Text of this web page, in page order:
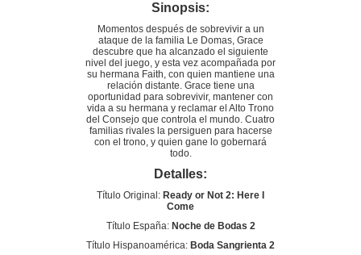
Sinopsis:
Momentos después de sobrevivir a un
ataque de la familia Le Domas, Grace
descubre que ha alcanzado el siguiente
nivel del juego, y esta vez acompañada por
su hermana Faith, con quien mantiene una
relación distante. Grace tiene una
oportunidad para sobrevivir, mantener con
vida a su hermana y reclamar el Alto Trono
del Consejo que controla el mundo. Cuatro
familias rivales la persiguen para hacerse
con el trono, y quien gane lo gobernará
todo.
Detalles:
Título Original: Ready or Not 2: Here I
Come
Título España: Noche de Bodas 2
Título Hispanoamérica: Boda Sangrienta 2